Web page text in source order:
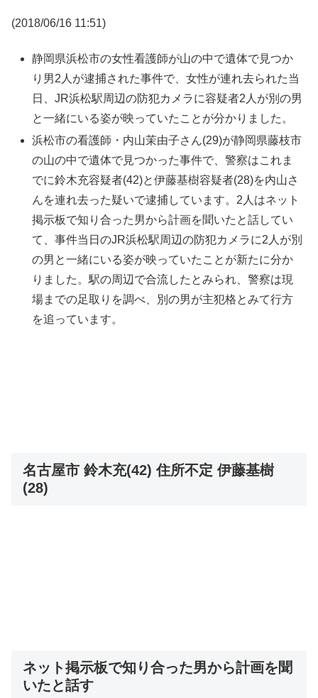
(2018/06/16 11:51)
静岡県浜松市の女性看護師が山の中で遺体で見つか
り男2人が逮捕された事件で、女性が連れ去られた当
日、JR浜松駅周辺の防犯カメラに容疑者2人が別の男
と一緒にいる姿が映っていたことが分かりました。
浜松市の看護師・内山茉由子さん(29)が静岡県藤枝市
の山の中で遺体で見つかった事件で、警察はこれま
でに鈴木充容疑者(42)と伊藤基樹容疑者(28)を内山さ
んを連れ去った疑いで逮捕しています。2人はネット
掲示板で知り合った男から計画を聞いたと話してい
て、事件当日のJR浜松駅周辺の防犯カメラに2人が別
の男と一緒にいる姿が映っていたことが新たに分か
りました。駅の周辺で合流したとみられ、警察は現
場までの足取りを調べ、別の男が主犯格とみて行方
を追っています。
名古屋市 鈴木充(42) 住所不定 伊藤基樹
(28)
ネット掲示板で知り合った男から計画を聞
いたと話す